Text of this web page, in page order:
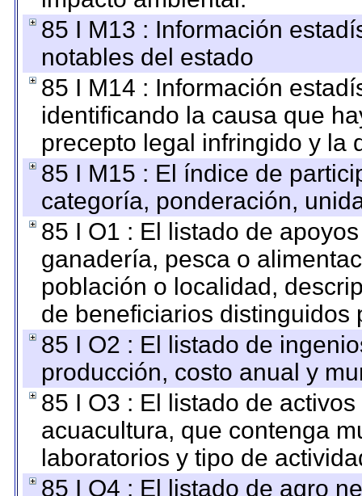
85 I M13 : Información
notables del estado
85 I M14 : Información
identificando la causa que
precepto legal infringido y la
85 I M15 : El índice de
categoría, ponderación,
85 I O1 : El listado de
ganadería, pesca o
población o localidad,
de beneficiarios distinguidos
85 I O2 : El listado de
producción, costo anual y
85 I O3 : El listado de
acuacultura, que contenga
laboratorios y tipo de
85 I O4 : El listado de agro